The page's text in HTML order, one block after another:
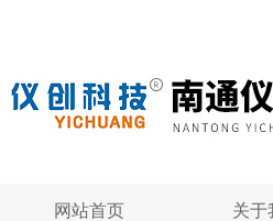
网站首页 关于